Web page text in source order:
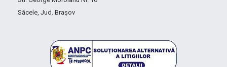
Săcele, Jud. Brașov